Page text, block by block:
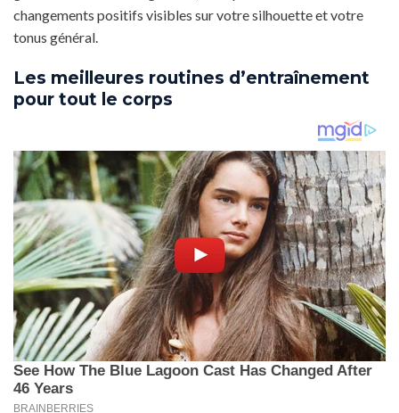
changements positifs visibles sur votre silhouette et votre
tonus général.
Les meilleures routines d’entraînement
pour tout le corps